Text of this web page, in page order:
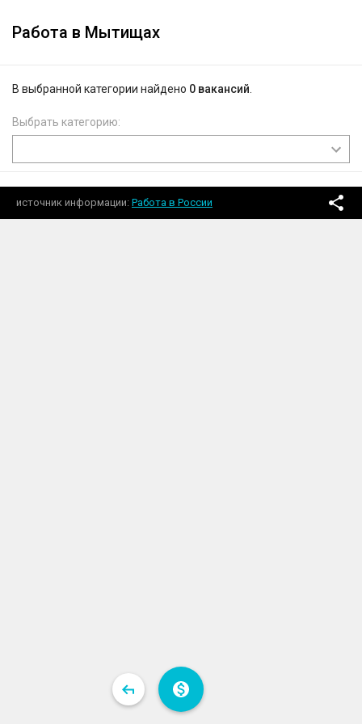
Работа в Мытищах
В выбранной категории найдено 0 вакансий
Выбрать категорию:
источник информации Работа в России